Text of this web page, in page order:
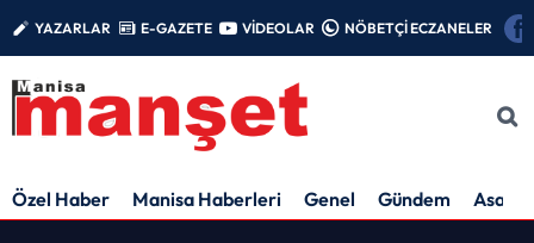
YAZARLAR E-GAZETE VİDEOLAR NÖBETÇİ ECZANELER
Özel Haber Manisa Haberleri Genel Gündem Asayiş